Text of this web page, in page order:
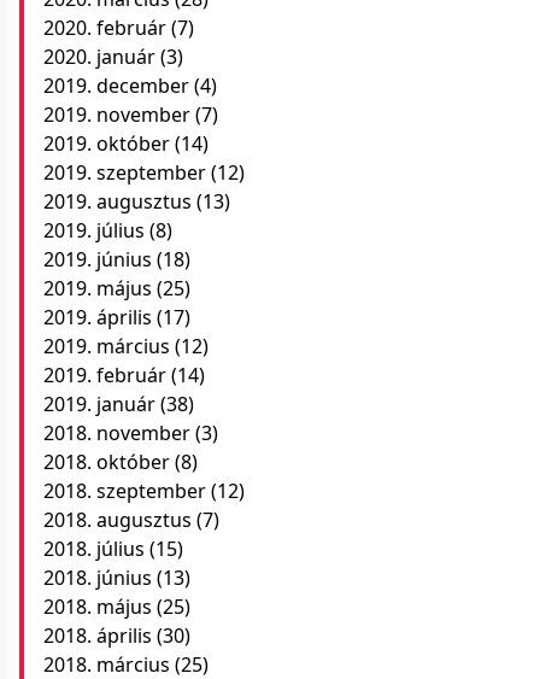
2020. február(7)
2020. január(3)
2019. december(4)
2019. november(7)
2019. október(14)
2019. szeptember(12)
2019. augusztus (13)
2019. július (8)
2019. június (18)
2019. május (25)
2019. április (17)
2019. március (12)
2019. február(14)
2019. január(38)
2018. november(3)
2018. október(8)
2018. szeptember(12)
2018. augusztus (7)
2018. július (15)
2018. június (13)
2018. május (25)
2018. április (30)
2018. március (25)